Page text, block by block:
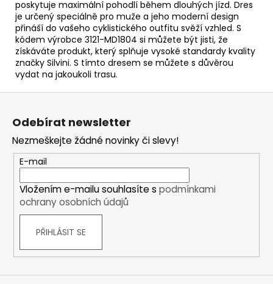
poskytuje maximální pohodlí během dlouhých jízd. Dres
je určený speciálně pro muže a jeho moderní design
přináší do vašeho cyklistického outfitu svěží vzhled. S
kódem výrobce 3121-MD1804 si můžete být jisti, že
získáváte produkt, který splňuje vysoké standardy kvality
značky Silvini. S tímto dresem se můžete s důvěrou
vydat na jakoukoli trasu.
Z
Odebírat newsletter
Nezmeškejte žádné novinky či slevy!
E-mail
Vložením e-mailu souhlasíte s podmínkami
ochrany osobních údajů
PŘIHLÁSIT SE